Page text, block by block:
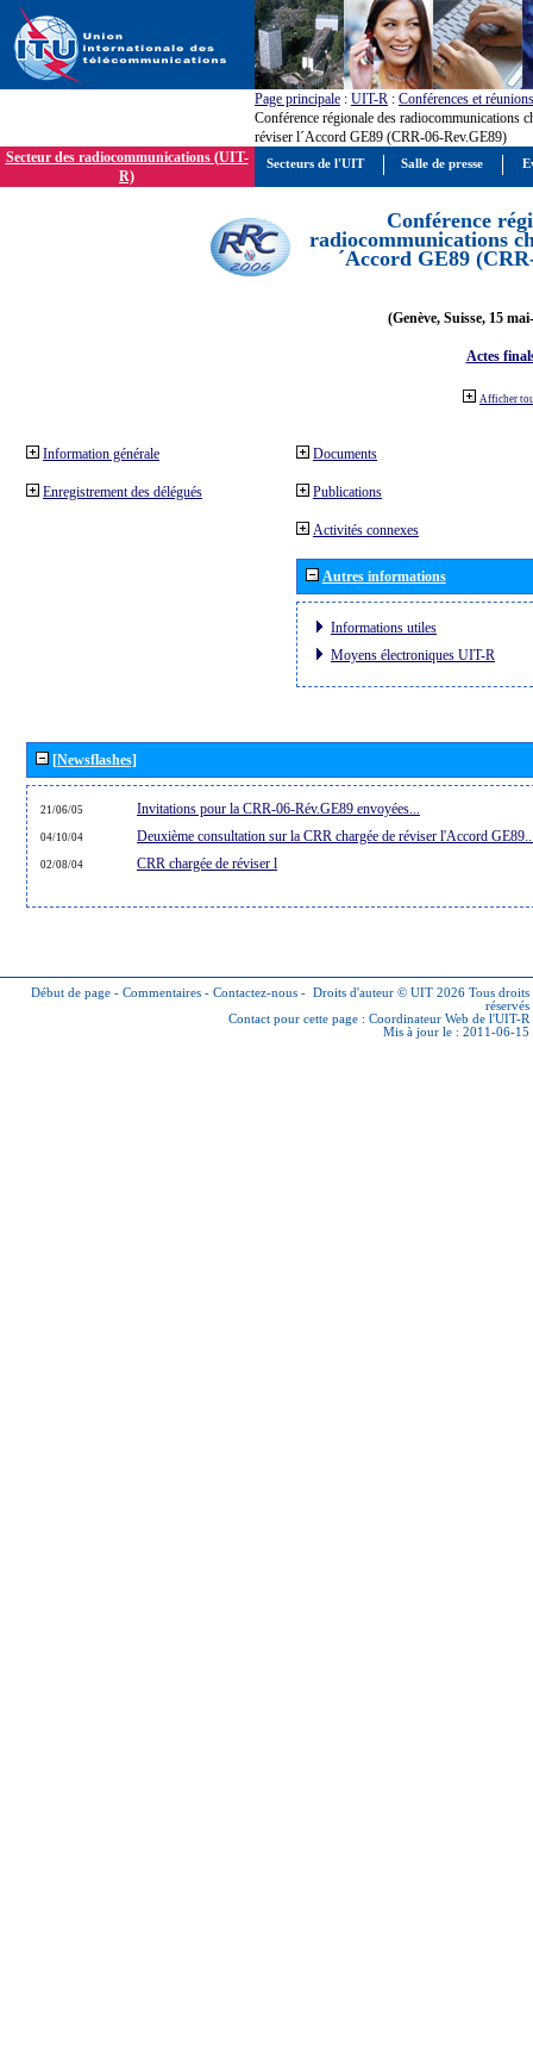
Page principale : UIT-R : Conférences et réunions
Conférence régionale des radiocommunications
réviser l´Accord GE89 (CRR-06-Rev.GE89)
Secteur des radiocommunications (UIT-
R)
Conférence
radiocommunications
´Accord GE89
(Genève, Suisse, 15
Actes
Afficher
Information générale
Enregistrement des délégués
Documents
Publications
Activités connexes
Autres informations
Informations utiles
Moyens électroniques UIT-R
[Newsflashes]
21/06/05 Invitations pour la CRR-06-Rév.GE89 envoyées...
04/10/04 Deuxième consultation sur la CRR chargée de réviser l'Accord
02/08/04 CRR chargée de réviser l
Début de page - Commentaires - Contactez-nous - Droits d'auteur © UIT 2026 Tous droits
réservés
Contact pour cette page : Coordinateur Web de l'UIT-R
Mis à jour le : 2011-06-15
Secteurs de l'UIT Salle de presse